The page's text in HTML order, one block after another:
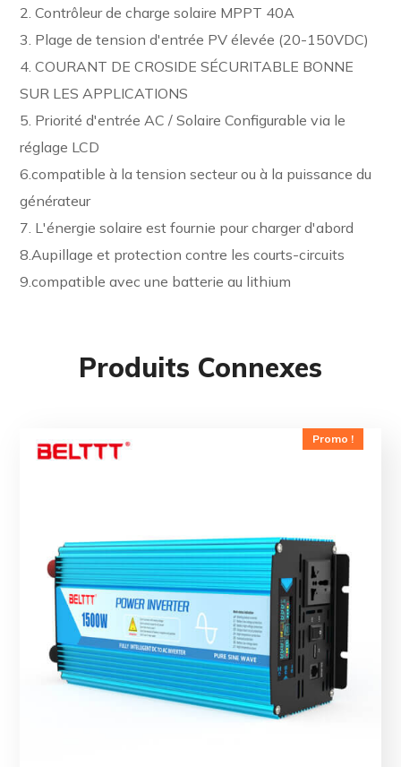
2. Contrôleur de charge solaire MPPT 40A
3. Plage de tension d'entrée PV élevée (20-150VDC)
4. COURANT DE CROSIDE SÉCURITABLE BONNE
SUR LES APPLICATIONS
5. Priorité d'entrée AC / Solaire Configurable via le
réglage LCD
6.compatible à la tension secteur ou à la puissance du
générateur
7. L'énergie solaire est fournie pour charger d'abord
8.Aupillage et protection contre les courts-circuits
9.compatible avec une batterie au lithium
Produits Connexes
Promo !